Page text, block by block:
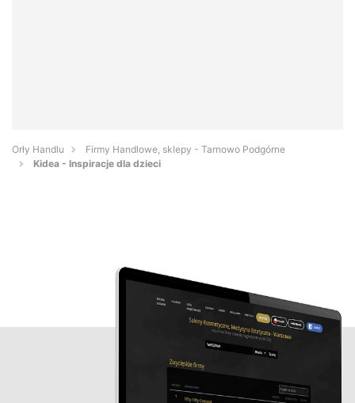
Orły Handlu
Firmy Handlowe, sklepy - Tarnowo Podgórne
Kidea - Inspiracje dla dzieci